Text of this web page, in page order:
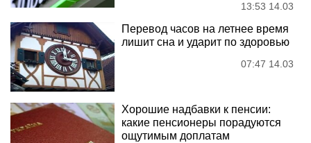
13:53 14.03
Перевод часов на летнее время
лишит сна и ударит по здоровью
07:47 14.03
Хорошие надбавки к пенсии:
какие пенсионеры порадуются
ощутимым доплатам